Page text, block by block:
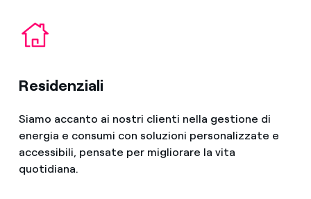
Residenziali
Siamo accanto ai nostri clienti nella gestione di
energia e consumi con soluzioni personalizzate e
accessibili, pensate per migliorare la vita
quotidiana.